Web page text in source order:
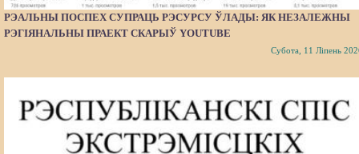
РЭАЛЬНЫ ПОСПЕХ СУПРАЦЬ РЭСУРСУ ЎЛАДЫ: ЯК НЕЗАЛЕЖНЫ
РЭГІЯНАЛЬНЫ ПРАЕКТ СКАРЫЎ YOUTUBE
Субота, 11 Ліпень